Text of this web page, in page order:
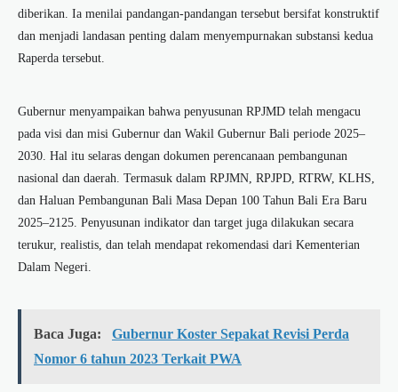
diberikan. Ia menilai pandangan-pandangan tersebut bersifat konstruktif
dan menjadi landasan penting dalam menyempurnakan substansi kedua
Raperda tersebut.
Gubernur menyampaikan bahwa penyusunan RPJMD telah mengacu
pada visi dan misi Gubernur dan Wakil Gubernur Bali periode 2025–
2030. Hal itu selaras dengan dokumen perencanaan pembangunan
nasional dan daerah. Termasuk dalam RPJMN, RPJPD, RTRW, KLHS,
dan Haluan Pembangunan Bali Masa Depan 100 Tahun Bali Era Baru
2025–2125. Penyusunan indikator dan target juga dilakukan secara
terukur, realistis, dan telah mendapat rekomendasi dari Kementerian
Dalam Negeri.
Baca Juga:
Gubernur Koster Sepakat Revisi Perda
Nomor 6 tahun 2023 Terkait PWA